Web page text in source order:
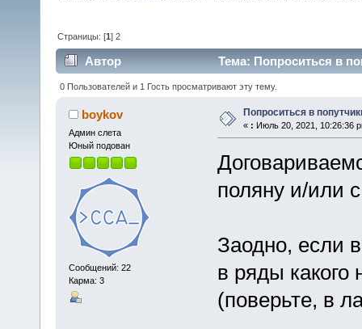
Страницы: [1]2
Автор Тема: Попроситься в
0 Пользователей и 1 Гость просматривают эту тему.
boykov
Админ слета
Юный подован
Сообщений: 22
Карма: 3
Попроситься в
« : Июль 20, 2021, 10:26:36
поляну и/или
Заодно, если
в ряды какого
(поверьте, в